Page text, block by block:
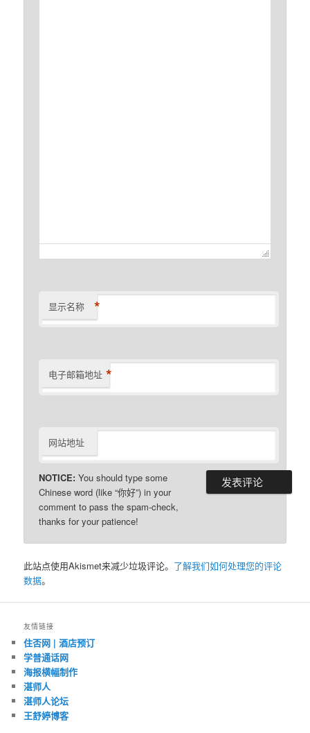
显示名称 *
电子邮箱地址 *
网站地址
NOTICE: You should type some
Chinese word (like “你好”) in your
comment to pass the spam-check,
thanks for your patience!
此站点使用Akismet来减少垃圾评论。 了解我们如何处理您的评论
数据。
友情链接
住否网 | 酒店预订
学普通话网
海报横幅制作
湛师人
湛师人论坛
王舒婷博客